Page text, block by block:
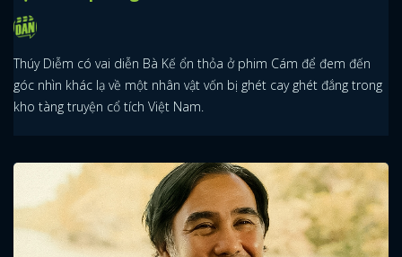
Thúy Diễm có vai diễn Bà Kế ổn thỏa ở phim Cám để đem đến
góc nhìn khác lạ về một nhân vật vốn bị ghét cay ghét đắng trong
kho tàng truyện cổ tích Việt Nam.